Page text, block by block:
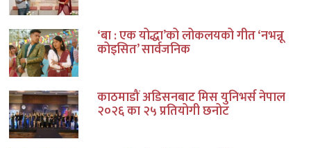
‘बा : एक योद्धा’को लोकलयको गीत ‘नभन्नू
कोइसित’ सार्वजनिक
काठमाडौं अडिसनबाट मिस युनिभर्स नेपाल
२०२६ का २५ प्रतियोगी छनोट